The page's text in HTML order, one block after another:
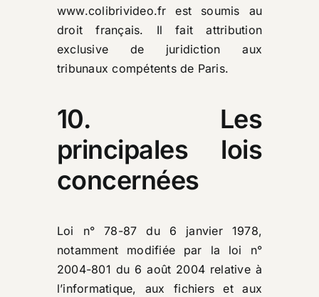
www.colibrivideo.fr est soumis au
droit français. Il fait attribution
exclusive de juridiction aux
tribunaux compétents de Paris.
10. Les
principales lois
concernées
Loi n° 78-87 du 6 janvier 1978,
notamment modifiée par la loi n°
2004-801 du 6 août 2004 relative à
l’informatique, aux fichiers et aux